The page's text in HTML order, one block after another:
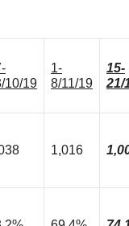
10/19
1-
8/11/19
15-
21/
1,016